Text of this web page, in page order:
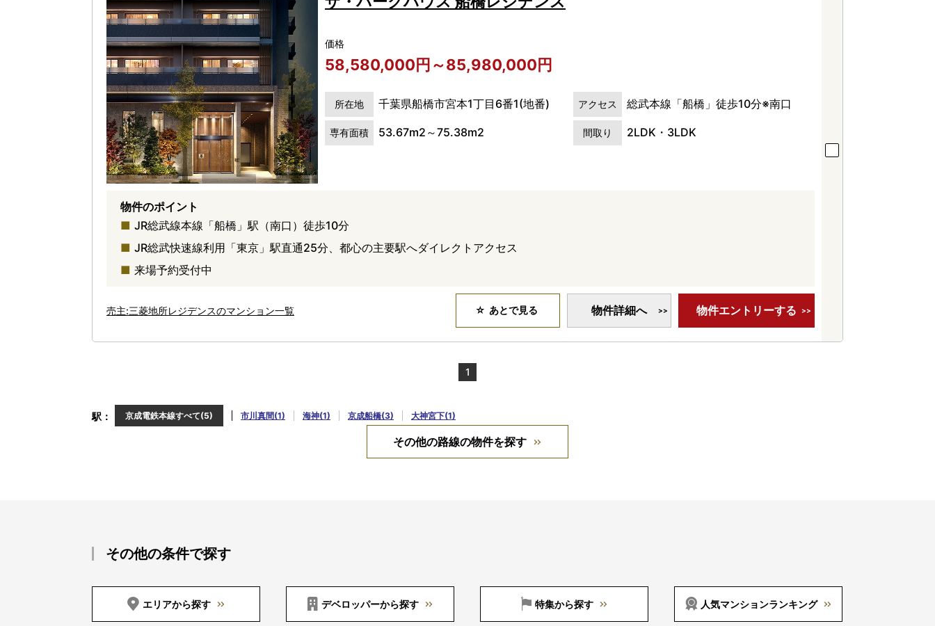
価格
58,580,000円～85,980,000円
所在地 千葉県船橋市宮本1丁目6番1(地番) アクセス 総武本線「船橋」徒歩10分※南口
専有面積 53.67m2～75.38m2 間取り 2LDK・3LDK
物件のポイント
JR総武線本線「船橋」駅（南口）徒歩10分
JR総武快速線利用「東京」駅直通25分、都心の主要駅へダイレクトアクセス
来場予約受付中
売主:三菱地所レジデンスのマンション一覧 あとで見る 物件詳細へ 物件エントリーする
1
駅 京成電鉄本線すべて(5) 市川真間(1) 海神(1) 京成船橋(3) 大神宮下(1)
その他の路線の物件を探す
その他の条件で探す
エリアから探す デベロッパーから探す 特集から探す 人気マンションランキング